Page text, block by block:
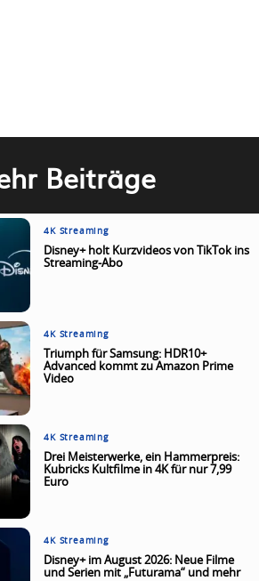
Beiträge
4K Streaming
Disney+ holt Kurzvideos von TikTok ins
Streaming-Abo
4K Streaming
Triumph für Samsung: HDR10+
Advanced kommt zu Amazon Prime
Video
4K Streaming
Drei Meisterwerke, ein Hammerpreis:
Kubricks Kultfilme in 4K für nur 7,99
Euro
4K Streaming
Disney+ im August 2026: Neue Filme
und Serien mit „Futurama“ und mehr